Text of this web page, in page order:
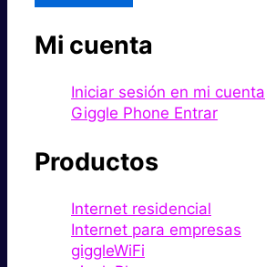
Mi cuenta
Iniciar sesión en mi cuenta
Giggle Phone Entrar
Productos
Internet residencial
Internet para empresas
giggleWiFi